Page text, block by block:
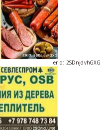
erid: 2SDnjdvhGXG